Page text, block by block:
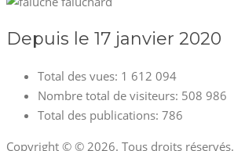
Depuis le 17 janvier 2020
Total des vues: 1 612 094
Nombre total de visiteurs: 508 986
Total des publications: 786
Copyright © © 2026. Tous droits réservés.